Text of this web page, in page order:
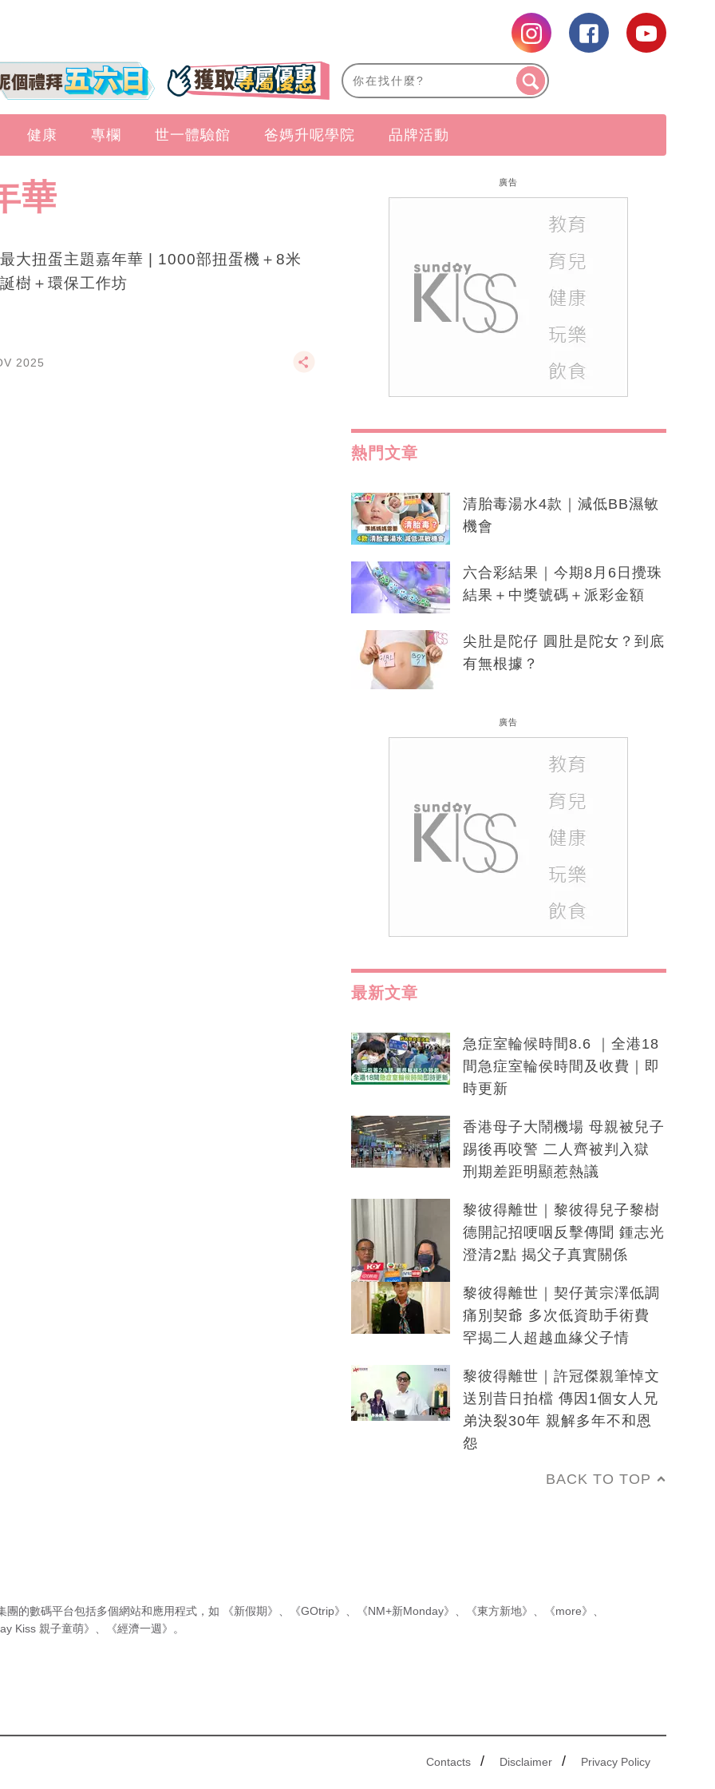
健康 專欄 世一體驗館 爸媽升呢學院 品牌活動
華
大扭蛋主題嘉年華 | 1000部扭蛋機＋8米
樹＋環保工作坊
2025
廣告
熱門文章
清胎毒湯水4款｜減低BB濕敏
機會
六合彩結果｜今期8月6日攪珠
結果＋中獎號碼＋派彩金額
尖肚是陀仔 圓肚是陀女？到底
有無根據？
廣告
最新文章
急症室輪候時間8.6 ｜全港18
間急症室輪侯時間及收費｜即
時更新
香港母子大鬧機場 母親被兒子
踢後再咬警 二人齊被判入獄
刑期差距明顯惹熱議
黎彼得離世｜黎彼得兒子黎樹
德開記招哽咽反擊傳聞 鍾志光
澄清2點 揭父子真實關係
黎彼得離世｜契仔黃宗澤低調
痛別契爺 多次低資助手術費
罕揭二人超越血緣父子情
黎彼得離世｜許冠傑親筆悼文
送別昔日拍檔 傳因1個女人兄
弟決裂30年 親解多年不和恩
怨
BACK TO TOP
團的數碼平台包括多個網站和應用程式，如 《新假期》 《GOtrip》 《NM+新Monday》 《東方新地》 《more》
Kiss 親子童萌》
《經濟一週》 。
Contacts / Disclaimer / Privacy Policy